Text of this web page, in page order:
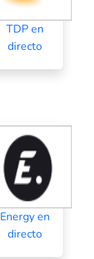
TDP en
directo
Energy en
directo